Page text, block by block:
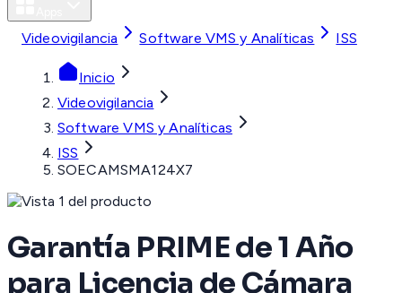
Videovigilancia Software VMS y Analíticas ISS
Inicio
Videovigilancia
Software VMS y Analíticas
ISS
SOECAMSMA124X7
Garantía PRIME de 1 Año
para Licencia de Cámara